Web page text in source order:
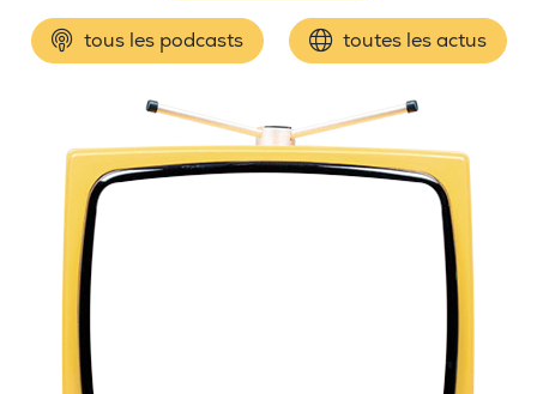
tous les podcasts toutes les actus